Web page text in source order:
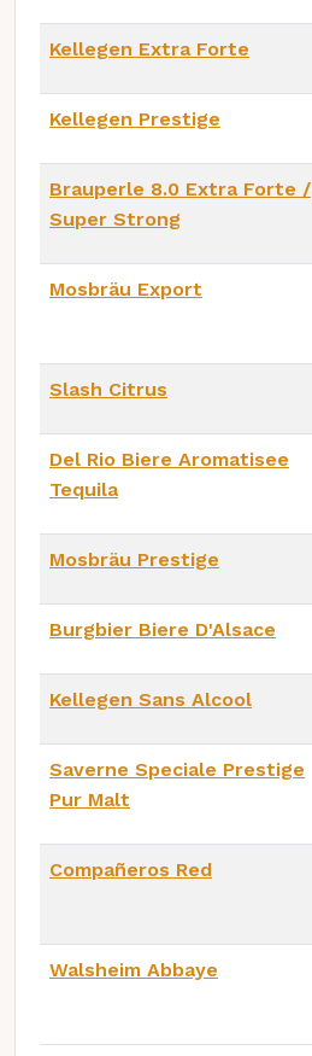
Kellegen Extra Forte
Kellegen Prestige
Brauperle 8.0 Extra Forte /
Super Strong
Mosbräu Export
Slash Citrus
Del Rio Biere Aromatisee
Tequila
Mosbräu Prestige
Burgbier Biere D'Alsace
Kellegen Sans Alcool
Saverne Speciale Prestige
Pur Malt
Compañeros Red
Walsheim Abbaye